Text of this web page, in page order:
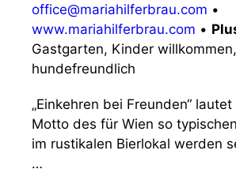
office@mariahilferbrau.com •
www.mariahilferbrau.com •
Gastgarten, Kinder willkommen,
hundefreundlich
„Einkehren bei Freunden“
Motto des für Wien so
im rustikalen Bierlokal werden
…